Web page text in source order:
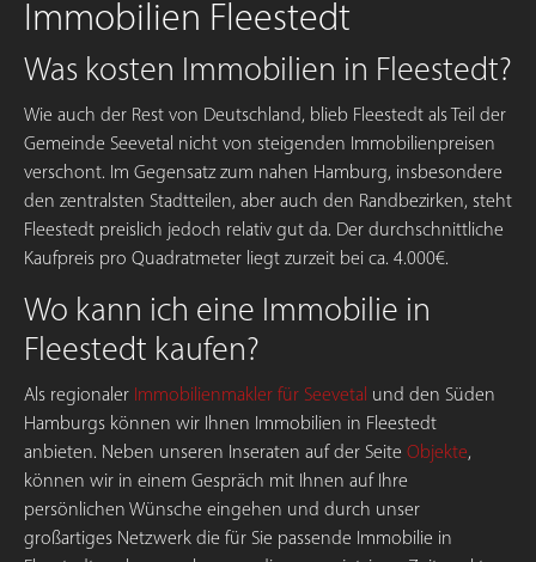
Immobilien Fleestedt
Was kosten Immobilien in Fleestedt?
Wie auch der Rest von Deutschland, blieb Fleestedt als Teil der
Gemeinde Seevetal nicht von steigenden Immobilienpreisen
verschont. Im Gegensatz zum nahen Hamburg, insbesondere
den zentralsten Stadtteilen, aber auch den Randbezirken, steht
Fleestedt preislich jedoch relativ gut da. Der durchschnittliche
Kaufpreis pro Quadratmeter liegt zurzeit bei ca. 4.000€.
Wo kann ich eine Immobilie in
Fleestedt kaufen?
Als regionaler Immobilienmakler für Seevetal und den Süden
Hamburgs können wir Ihnen Immobilien in Fleestedt
anbieten. Neben unseren Inseraten auf der Seite Objekte,
können wir in einem Gespräch mit Ihnen auf Ihre
persönlichen Wünsche eingehen und durch unser
großartiges Netzwerk die für Sie passende Immobilie in